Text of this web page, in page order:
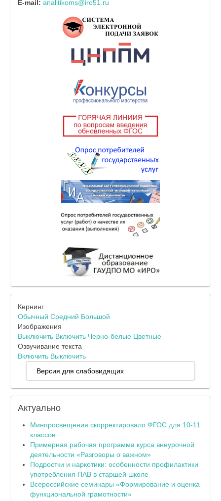
E-mail: analitikoms@iro51.ru
Кернинг
Обычный Средний Большой
Изображения
Выключить Включить Черно-белые Цветные
Озвучивание текста
Включить Выключить
Версия для слабовидящих
Актуально
Минпросвещения скорректировало ФГОС для 10-11
классов
Примерная рабочая программа курса внеурочной
деятельности «Разговоры о важном»
Подростки и наркотики: особенности профилактики
употребления ПАВ в старшей школе
Всероссийские семинары «Формирование и оценка
функциональной грамотности»